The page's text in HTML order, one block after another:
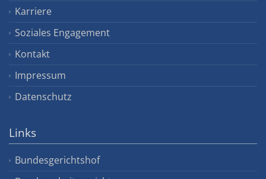
Karriere
Soziales Engagement
Kontakt
Impressum
Datenschutz
Links
Bundesgerichtshof